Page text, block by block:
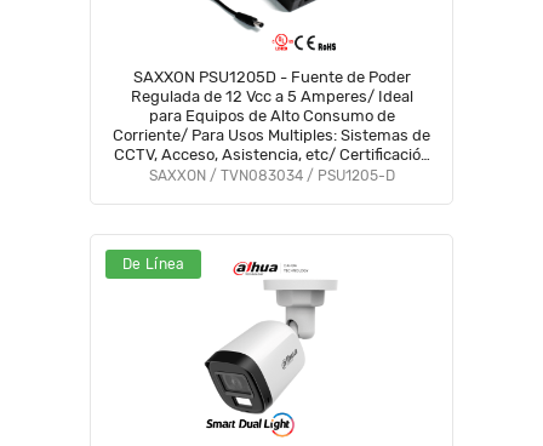
SAXXON PSU1205D - Fuente de Poder
Regulada de 12 Vcc a 5 Amperes/ Ideal
para Equipos de Alto Consumo de
Corriente/ Para Usos Multiples: Sistemas de
CCTV, Acceso, Asistencia, etc/ Certificación
UL/
SAXXON / TVN083034 / PSU1205-D
De Línea